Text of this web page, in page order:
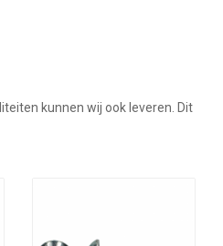
kunnen wij ook leveren. Dit